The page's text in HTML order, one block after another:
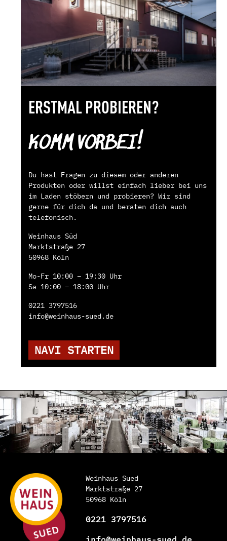
ERSTMAL PROBIEREN?
KOMM VORBEI!
Du hast Fragen zu diesem oder anderen
Produkten oder willst einfach lieber bei uns
im Laden stöbern und probieren? Wir sind
gerne für dich da und beraten dich auch
telefonisch.
Weinhaus Süd
Marktstraße 27
50968 Köln
Mo-Fr 10:00 – 19:30 Uhr
Sa 10:00 – 18:00 Uhr
0221 3797516
info@weinhaus-sued.de
NAVI STARTEN
Weinhaus Sued
Marktstraße 27
50968 Köln
0221 3797516